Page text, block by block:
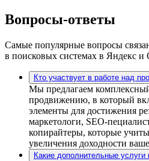
Вопросы-ответы
Самые популярные вопросы
в поисковых системах в Яндекс и
Кто участвует в работе над
Мы предлагаем
продвижению, в который
элементы для достижения
маркетологи, SEO-
копирайтеры, которые
увеличения доходности
Какие дополнительные